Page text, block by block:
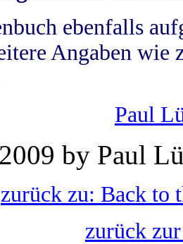
ebenfalls
Angaben wie
Paul
by Paul
zurück zu: Back to
zurück